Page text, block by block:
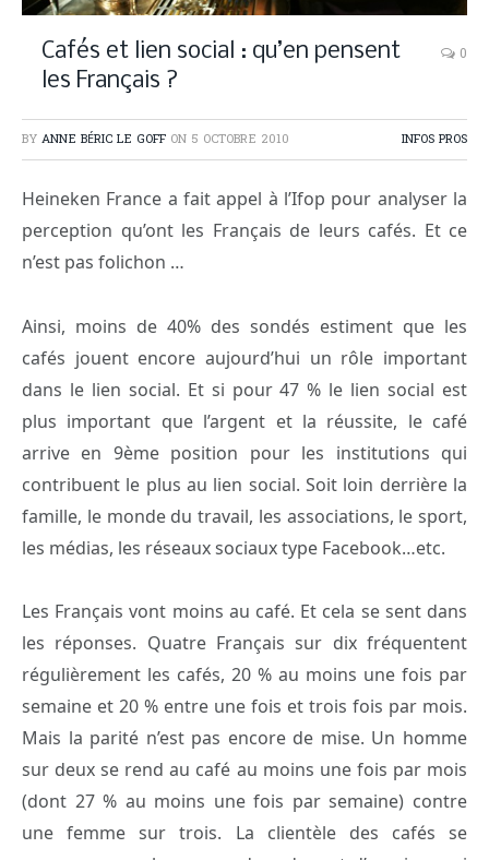
Cafés et lien social : qu’en pensent
les Français ?
0
BY ANNE BÉRIC LE GOFF ON 5 OCTOBRE 2010 INFOS PROS
Heineken France a fait appel à l’Ifop pour analyser la
perception qu’ont les Français de leurs cafés. Et ce
n’est pas folichon …
Ainsi, moins de 40% des sondés estiment que les
cafés jouent encore aujourd’hui un rôle important
dans le lien social. Et si pour 47 % le lien social est
plus important que l’argent et la réussite, le café
arrive en 9ème position pour les institutions qui
contribuent le plus au lien social. Soit loin derrière la
famille, le monde du travail, les associations, le sport,
les médias, les réseaux sociaux type Facebook…etc.
Les Français vont moins au café. Et cela se sent dans
les réponses. Quatre Français sur dix fréquentent
régulièrement les cafés, 20 % au moins une fois par
semaine et 20 % entre une fois et trois fois par mois.
Mais la parité n’est pas encore de mise. Un homme
sur deux se rend au café au moins une fois par mois
(dont 27 % au moins une fois par semaine) contre
une femme sur trois. La clientèle des cafés se